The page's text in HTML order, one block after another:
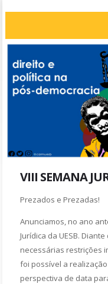
VIII SEMANA
Prezados e Prezadas!
Anunciamos, no ano
Jurídica da UESB.
necessárias restrições
foi possível a
perspectiva de data